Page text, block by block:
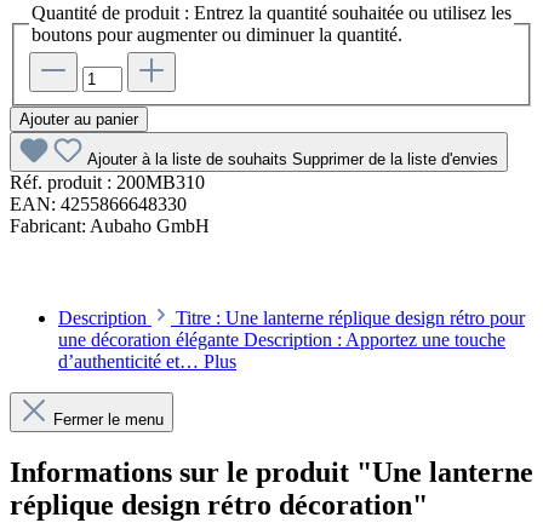
Quantité de produit : Entrez la quantité souhaitée ou utilisez les
boutons pour augmenter ou diminuer la quantité.
Ajouter au panier
Ajouter à la liste de souhaits Supprimer de la liste d'envies
Réf. produit : 200MB310
EAN: 4255866648330
Fabricant: Aubaho GmbH
Description
Titre : Une lanterne réplique design rétro pour
une décoration élégante Description : Apportez une touche
d’authenticité et… Plus
Fermer le menu
Informations sur le produit "Une lanterne
réplique design rétro décoration"